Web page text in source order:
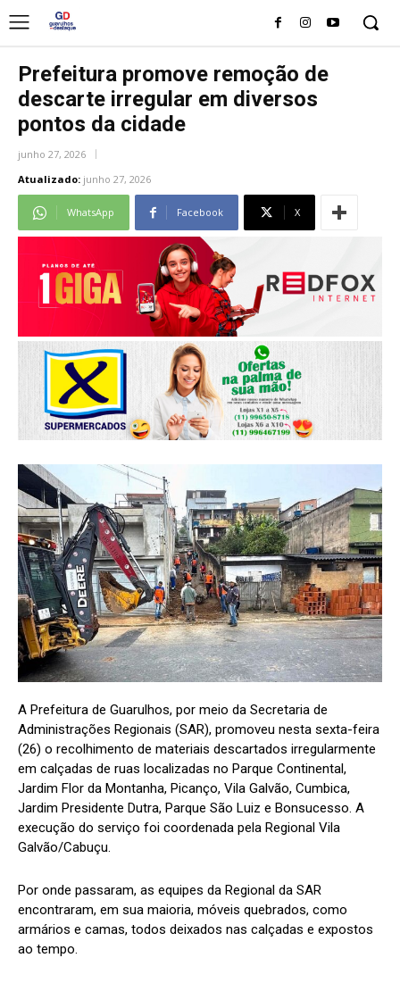
Prefeitura promove remoção de
descarte irregular em diversos
pontos da cidade
junho 27, 2026
Atualizado: junho 27, 2026
WhatsApp Facebook X
A Prefeitura de Guarulhos, por meio da Secretaria de
Administrações Regionais (SAR), promoveu nesta sexta-feira
(26) o recolhimento de materiais descartados irregularmente
em calçadas de ruas localizadas no Parque Continental,
Jardim Flor da Montanha, Picanço, Vila Galvão, Cumbica,
Jardim Presidente Dutra, Parque São Luiz e Bonsucesso. A
execução do serviço foi coordenada pela Regional Vila
Galvão/Cabuçu.
Por onde passaram, as equipes da Regional da SAR
encontraram, em sua maioria, móveis quebrados, como
armários e camas, todos deixados nas calçadas e expostos
ao tempo.